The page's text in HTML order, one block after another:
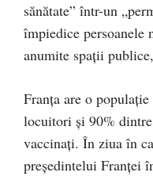
sănătate” într-un
împiedice persoanele
anumite spații
Franța are o
locuitori și 90%
vaccinați. În ziua în
președintelui Franței